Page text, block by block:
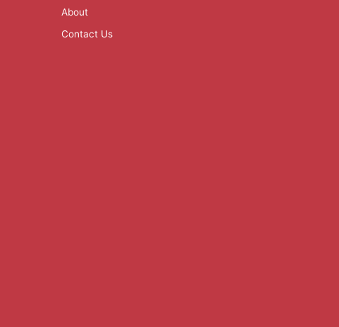
About
Contact Us